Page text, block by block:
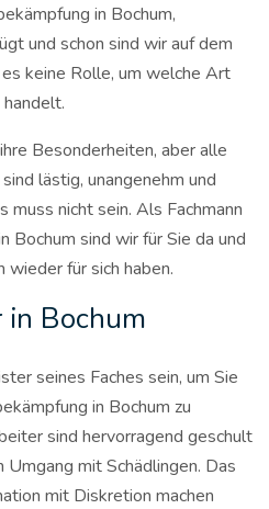
in Bochum,
und schon sind wir auf dem
keine Rolle, um welche Art
Besonderheiten, aber alle
lästig, unangenehm und
muss nicht sein. Als Fachmann
Bochum sind wir für Sie da und
wieder für sich haben.
in Bochum
seines Faches sein, um Sie
in Bochum zu
sind hervorragend geschult
mit Schädlingen. Das
mit Diskretion machen